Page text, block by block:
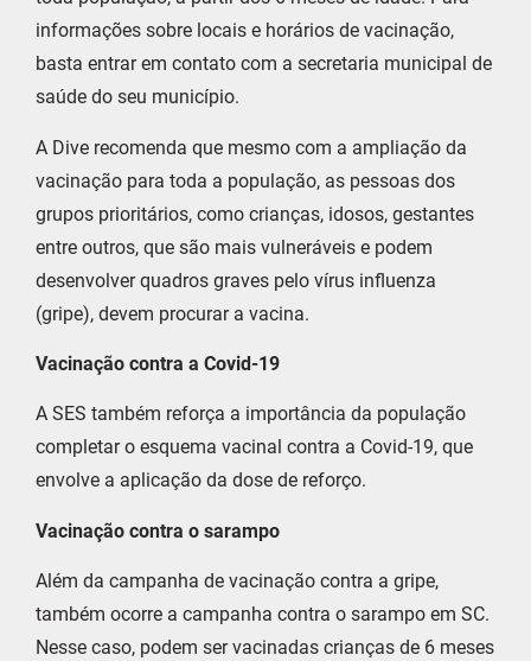
informações sobre locais e horários de vacinação,
basta entrar em contato com a secretaria municipal de
saúde do seu município.
A Dive recomenda que mesmo com a ampliação da
vacinação para toda a população, as pessoas dos
grupos prioritários, como crianças, idosos, gestantes
entre outros, que são mais vulneráveis e podem
desenvolver quadros graves pelo vírus influenza
(gripe), devem procurar a vacina.
Vacinação contra a Covid-19
A SES também reforça a importância da população
completar o esquema vacinal contra a Covid-19, que
envolve a aplicação da dose de reforço.
Vacinação contra o sarampo
Além da campanha de vacinação contra a gripe,
também ocorre a campanha contra o sarampo em SC.
Nesse caso, podem ser vacinadas crianças de 6 meses